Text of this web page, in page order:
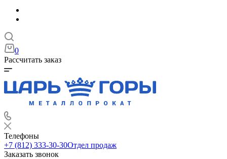
0
Рассчитать заказ
Телефоны
+7 (812) 333-30-30Отдел продаж
Заказать звонок